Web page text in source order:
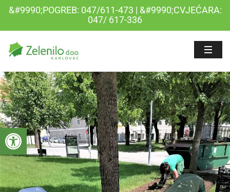
Open toolbar
&#9990;POGREB: 047/611-473 | &#9990;CVJEĆARA:
047/ 617-336